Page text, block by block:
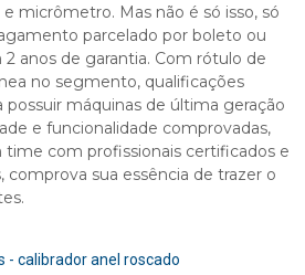
e micrômetro. Mas não é só isso, só
parcelado por boleto ou
anos de garantia. Com rótulo de
no segmento, qualificações
possuir máquinas de última geração
e funcionalidade comprovadas,
time com profissionais certificados e
sua essência de trazer o
- calibrador anel roscado